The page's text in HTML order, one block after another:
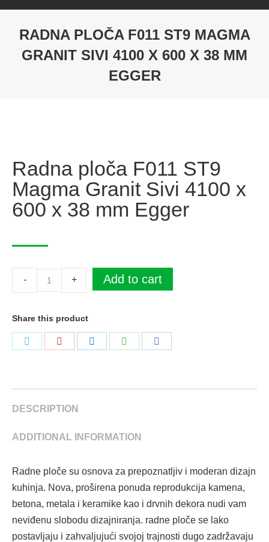
RADNA PLOČA F011 ST9 MAGMA
GRANIT SIVI 4100 X 600 X 38 MM
EGGER
Radna ploča F011 ST9
Magma Granit Sivi 4100 x
600 x 38 mm Egger
ploča
ST9
Magma
4100
x
x
mm
Egger
quantity
- + Add to cart
Share this product
DESCRIPTION
ADDITIONAL INFORMATION
Radne ploče su osnova za prepoznatljiv i moderan dizajn
kuhinja. Nova, proširena ponuda reprodukcija kamena,
betona, metala i keramike kao i drvnih dekora nudi vam
neviđenu slobodu dizajniranja. radne ploče se lako
postavljaju i zahvaljujući svojoj trajnosti dugo zadržavaju